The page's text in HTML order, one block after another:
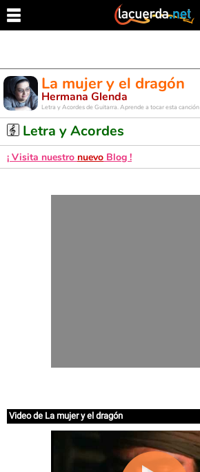
La mujer y el dragón
Hermana Glenda
Letra y Acordes de Guitarra. Aprende a tocar esta canción
Letra y Acordes
¡ Visita nuestro nuevo Blog !
Video de La mujer y el dragón